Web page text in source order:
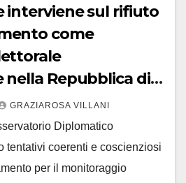
interviene sul rifiuto
come
nella Repubblica di
GRAZIAROSA VILLANI
Diplomatico
tentativi coerenti e coscienziosi
per il monitoraggio